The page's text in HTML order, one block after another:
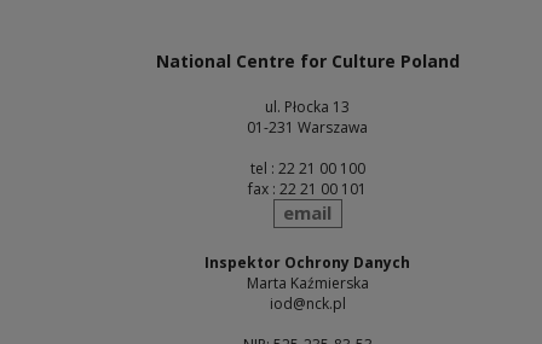
National Centre for Culture Poland
ul. Płocka 13
01-231 Warszawa
tel : 22 21 00 100
fax : 22 21 00 101
send
email
Inspektor Ochrony Danych
Marta Kaźmierska
iod@nck.pl